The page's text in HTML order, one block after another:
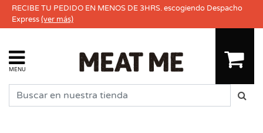
RECIBE TU PEDIDO EN MENOS DE 3HRS. escogiendo Despacho
Express(ver más)
MENU